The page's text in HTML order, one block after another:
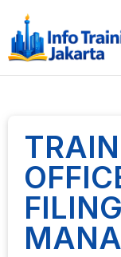
FILING